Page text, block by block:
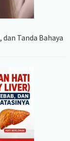
Tanda Bahaya